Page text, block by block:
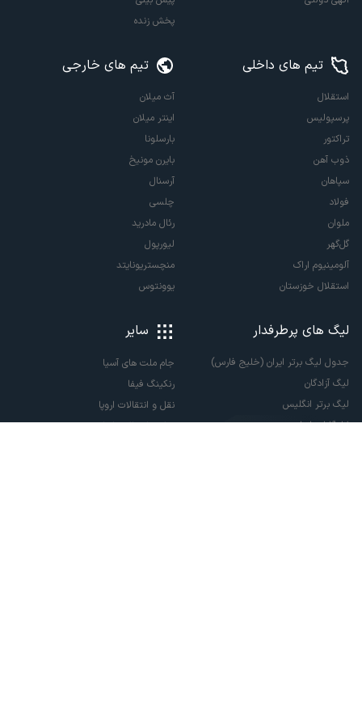
پخش زنده
تیم های داخلی
استقلال
پرسپولیس
تراکتور
ذوب آهن
سپاهان
فولاد
ملوان
گل‌گهر
آلومینیوم اراک
استقلال خوزستان
تیم های خارجی
آث میلان
اینتر میلان
بارسلونا
بایرن مونیخ
آرسنال
چلسی
رئال مادرید
لیورپول
منچستریونایتد
یوونتوس
لیگ های پرطرفدار
جدول لیگ برتر ایران (خلیج فارس)
لیگ آزادگان
لیگ برتر انگلیس
لالیگا اسپانیا
سایر
جام ملت های آسیا
رنکینگ فیفا
نقل و انتقالات اروپا
نقل و انتقالات ایران